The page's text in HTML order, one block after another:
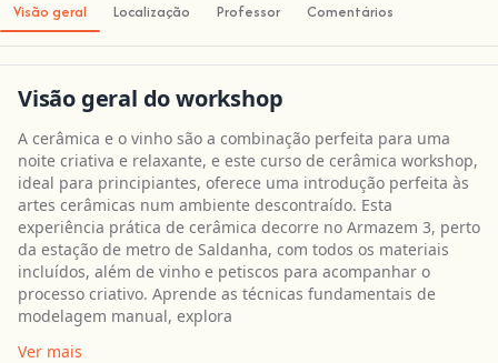
Visão geral Localização Professor Comentários
Visão geral do workshop
A cerâmica e o vinho são a combinação perfeita para uma
noite criativa e relaxante, e este curso de cerâmica workshop,
ideal para principiantes, oferece uma introdução perfeita às
artes cerâmicas num ambiente descontraído. Esta
experiência prática de cerâmica decorre no Armazem 3, perto
da estação de metro de Saldanha, com todos os materiais
incluídos, além de vinho e petiscos para acompanhar o
processo criativo. Aprende as técnicas fundamentais de
modelagem manual, explora
Ver mais